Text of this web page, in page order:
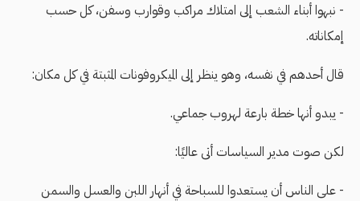
- نبهوا أبناء الشعب إلى امتلاك مراكب وقوارب وسفن، كل حسب
إمكاناته.
قال أحدهم في نفسه، وهو ينظر إلى الميكروفونات المثبتة في كل مكان:
- يبدو أنها خطة بارعة لهروب جماعي.
لكن صوت مدير السياسات أتى عاليًا:
- على الناس أن يستعدوا للسباحة في أنهار اللبن والعسل والسمن